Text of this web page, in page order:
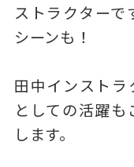
ストラクター
シーンも！
田中インスト
としての活躍
します。